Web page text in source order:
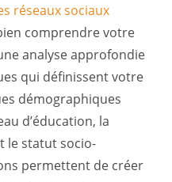
réseaux sociaux
comprendre votre
analyse approfondie
qui définissent votre
démographiques
d’éducation, la
le statut socio-
permettent de créer